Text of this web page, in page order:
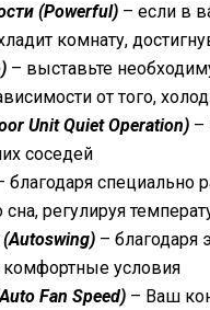
(Powerful) – если в
комнату,
– выставьте
от того,
Unit Quiet Operation) –
соседей
благодаря специально
регулируя
– благодаря
условия
Fan Speed) – Ваш